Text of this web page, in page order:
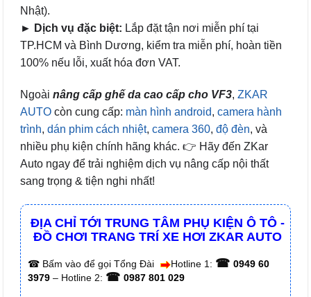
Nhật).
► Dịch vụ đặc biệt: Lắp đặt tận nơi miễn phí tại
TP.HCM và Bình Dương, kiểm tra miễn phí, hoàn tiền
100% nếu lỗi, xuất hóa đơn VAT.
Ngoài nâng cấp ghế da cao cấp cho VF3, ZKAR
AUTO còn cung cấp: màn hình android, camera hành
trình, dán phim cách nhiệt, camera 360, độ đèn, và
nhiều phụ kiện chính hãng khác. 👉 Hãy đến ZKar
Auto ngay để trải nghiệm dịch vụ nâng cấp nội thất
sang trọng & tiện nghi nhất!
ĐỊA CHỈ TỚI TRUNG TÂM PHỤ KIỆN Ô TÔ -
ĐỒ CHƠI TRANG TRÍ XE HƠI ZKAR AUTO
☎ Bấm vào để gọi Tổng Đài Hotline 1: ☎ 0949 60
3979 – Hotline 2: ☎ 0987 801 029